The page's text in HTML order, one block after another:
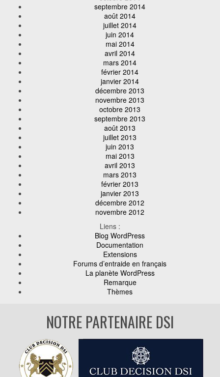
septembre 2014
août 2014
juillet 2014
juin 2014
mai 2014
avril 2014
mars 2014
février 2014
janvier 2014
décembre 2013
novembre 2013
octobre 2013
septembre 2013
août 2013
juillet 2013
juin 2013
mai 2013
avril 2013
mars 2013
février 2013
janvier 2013
décembre 2012
novembre 2012
Liens :
Blog WordPress
Documentation
Extensions
Forums d’entraide en français
La planète WordPress
Remarque
Thèmes
NOTRE PARTENAIRE DSI